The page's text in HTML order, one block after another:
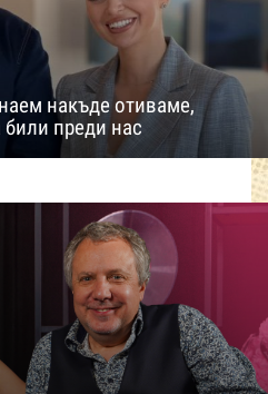
накъде отиваме,
преди нас